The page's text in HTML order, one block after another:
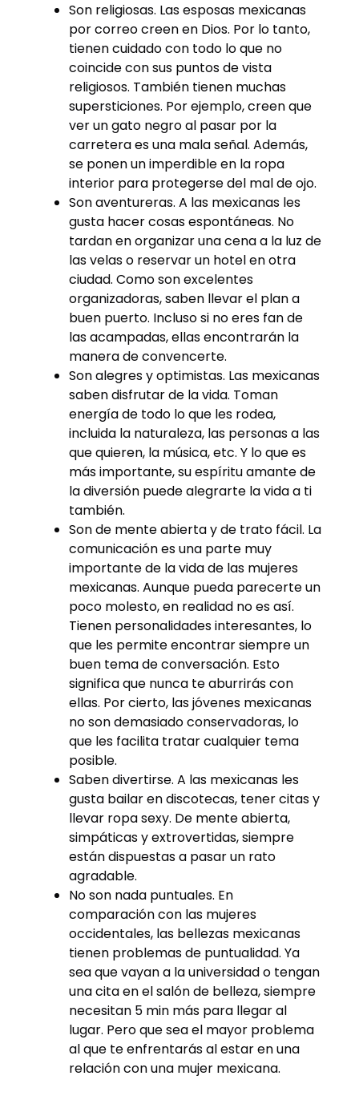
Son religiosas. Las esposas mexicanas
por correo creen en Dios. Por lo tanto,
tienen cuidado con todo lo que no
coincide con sus puntos de vista
religiosos. También tienen muchas
supersticiones. Por ejemplo, creen que
ver un gato negro al pasar por la
carretera es una mala señal. Además,
se ponen un imperdible en la ropa
interior para protegerse del mal de ojo.
Son aventureras. A las mexicanas les
gusta hacer cosas espontáneas. No
tardan en organizar una cena a la luz de
las velas o reservar un hotel en otra
ciudad. Como son excelentes
organizadoras, saben llevar el plan a
buen puerto. Incluso si no eres fan de
las acampadas, ellas encontrarán la
manera de convencerte.
Son alegres y optimistas. Las mexicanas
saben disfrutar de la vida. Toman
energía de todo lo que les rodea,
incluida la naturaleza, las personas a las
que quieren, la música, etc. Y lo que es
más importante, su espíritu amante de
la diversión puede alegrarte la vida a ti
también.
Son de mente abierta y de trato fácil. La
comunicación es una parte muy
importante de la vida de las mujeres
mexicanas. Aunque pueda parecerte un
poco molesto, en realidad no es así.
Tienen personalidades interesantes, lo
que les permite encontrar siempre un
buen tema de conversación. Esto
significa que nunca te aburrirás con
ellas. Por cierto, las jóvenes mexicanas
no son demasiado conservadoras, lo
que les facilita tratar cualquier tema
posible.
Saben divertirse. A las mexicanas les
gusta bailar en discotecas, tener citas y
llevar ropa sexy. De mente abierta,
simpáticas y extrovertidas, siempre
están dispuestas a pasar un rato
agradable.
No son nada puntuales. En
comparación con las mujeres
occidentales, las bellezas mexicanas
tienen problemas de puntualidad. Ya
sea que vayan a la universidad o tengan
una cita en el salón de belleza, siempre
necesitan 5 min más para llegar al
lugar. Pero que sea el mayor problema
al que te enfrentarás al estar en una
relación con una mujer mexicana.